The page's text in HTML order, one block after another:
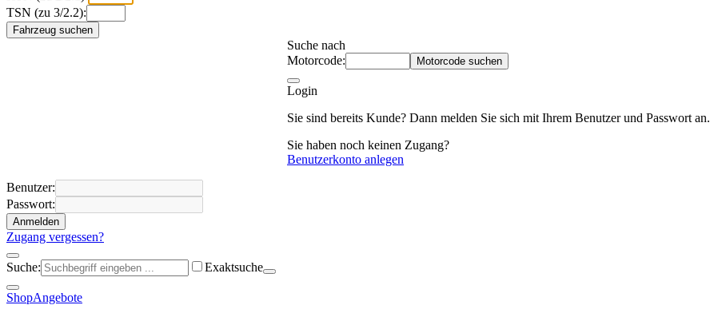
TSN (zu 3/2.2):
Fahrzeug suchen
Suche nach
Motorcode:
Motorcode suchen
Login
Sie sind bereits Kunde? Dann melden Sie sich mit Ihrem Benutzer und Passwort an.
Sie haben noch keinen Zugang?
Benutzerkonto anlegen
Benutzer:
Passwort:
Anmelden
Zugang vergessen?
Suche: Exaktsuche
ShopAngebote